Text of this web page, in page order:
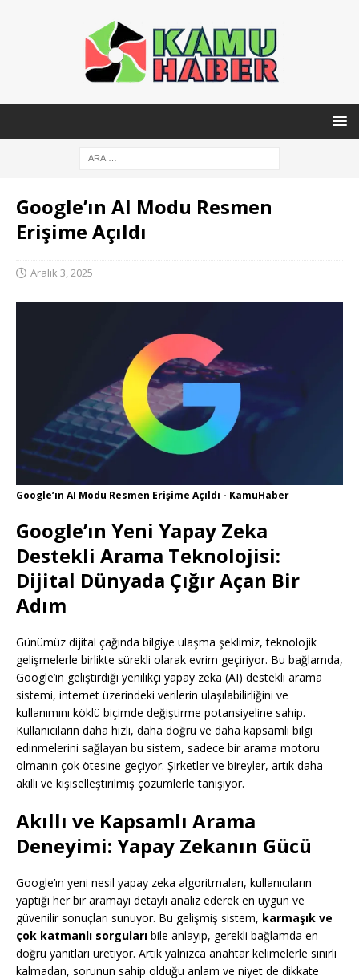
Google’ın AI Modu Resmen
Erişime Açıldı
Aralık 3, 2025
Google’ın AI Modu Resmen Erişime Açıldı - KamuHaber
Google’ın Yeni Yapay Zeka
Destekli Arama Teknolojisi:
Dijital Dünyada Çığır Açan Bir
Adım
Günümüz dijital çağında bilgiye ulaşma şeklimiz, teknolojik
gelişmelerle birlikte sürekli olarak evrim geçiriyor. Bu bağlamda,
Google’ın geliştirdiği yenilikçi yapay zeka (AI) destekli arama
sistemi, internet üzerindeki verilerin ulaşılabilirliğini ve
kullanımını köklü biçimde değiştirme potansiyeline sahip.
Kullanıcıların daha hızlı, daha doğru ve daha kapsamlı bilgi
edinmelerini sağlayan bu sistem, sadece bir arama motoru
olmanın çok ötesine geçiyor. Şirketler ve bireyler, artık daha
akıllı ve kişiselleştirilmiş çözümlerle tanışıyor.
Akıllı ve Kapsamlı Arama
Deneyimi: Yapay Zekanın Gücü
Google’ın yeni nesil yapay zeka algoritmaları, kullanıcıların
yaptığı her bir aramayı detaylı analiz ederek en uygun ve
güvenilir sonuçları sunuyor. Bu gelişmiş sistem, karmaşık ve
çok katmanlı sorguları bile anlayıp, gerekli bağlamda en
doğru yanıtları üretiyor. Artık yalnızca anahtar kelimelerle sınırlı
kalmadan, sorunun sahip olduğu anlam ve niyet de dikkate